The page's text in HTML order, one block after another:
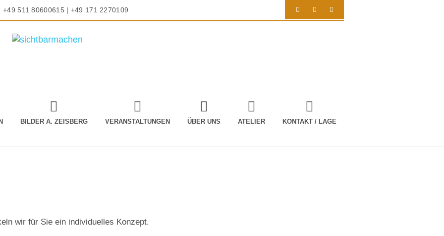
+49 511 80600615 | +49 171 2270109
BILDER A. ZEISBERG VERANSTALTUNGEN ÜBER UNS ATELIER KONTAKT / LAGE
wir für Sie ein individuelles Konzept.